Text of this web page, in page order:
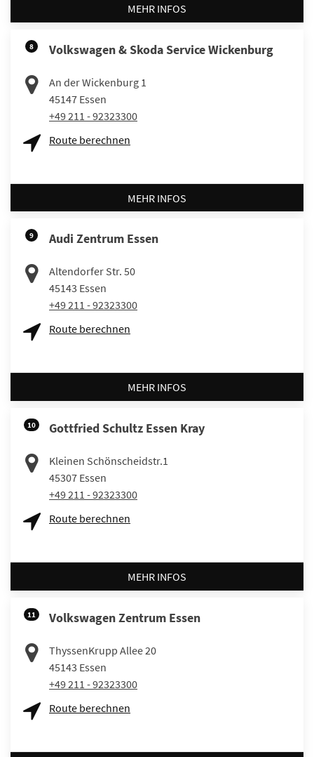
MEHR INFOS
8 Volkswagen & Skoda Service Wickenburg
An der Wickenburg 1
45147 Essen
+49 211 - 92323300
Route berechnen
MEHR INFOS
9 Audi Zentrum Essen
Altendorfer Str. 50
45143 Essen
+49 211 - 92323300
Route berechnen
MEHR INFOS
10 Gottfried Schultz Essen Kray
Kleinen Schönscheidstr.1
45307 Essen
+49 211 - 92323300
Route berechnen
MEHR INFOS
11 Volkswagen Zentrum Essen
ThyssenKrupp Allee 20
45143 Essen
+49 211 - 92323300
Route berechnen